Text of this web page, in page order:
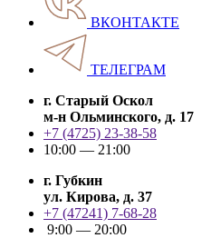
ВКОНТАКТЕ
ТЕЛЕГРАМ
г. Старый Оскол
м-н Ольминского, д. 17
+7 (4725) 23-38-58
10:00 — 21:00
г. Губкин
ул. Кирова, д. 37
+7 (47241) 7-68-28
9:00 — 20:00